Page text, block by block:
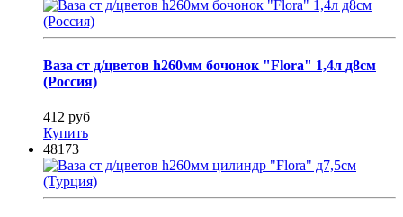
Ваза ст д/цветов h260мм бочонок "Flora" 1,4л д8см
(Россия)
412 руб
Купить
48173